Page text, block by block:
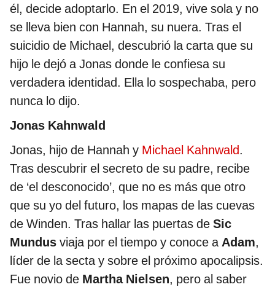
él, decide adoptarlo. En el 2019, vive sola y no
se lleva bien con Hannah, su nuera. Tras el
suicidio de Michael, descubrió la carta que su
hijo le dejó a Jonas donde le confiesa su
verdadera identidad. Ella lo sospechaba, pero
nunca lo dijo.
Jonas Kahnwald
Jonas, hijo de Hannah y Michael Kahnwald.
Tras descubrir el secreto de su padre, recibe
de ‘el desconocido’, que no es más que otro
que su yo del futuro, los mapas de las cuevas
de Winden. Tras hallar las puertas de Sic
Mundus viaja por el tiempo y conoce a Adam,
líder de la secta y sobre el próximo apocalipsis.
Fue novio de Martha Nielsen, pero al saber